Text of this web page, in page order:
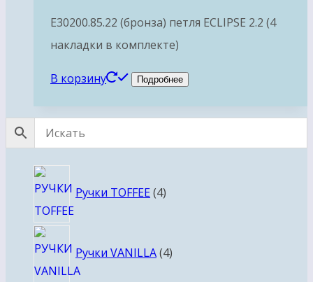
E30200.85.22 (бронза) петля ECLIPSE 2.2 (4
накладки в комплекте)
В корзину Подробнее
Ручки TOFFEE 4товара
Ручки VANILLA 4товара